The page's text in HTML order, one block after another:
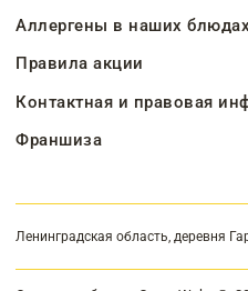
Аллергены в наших блюдах
Правила акции
Контактная и правовая
Франшиза
Ленинградская область, деревня